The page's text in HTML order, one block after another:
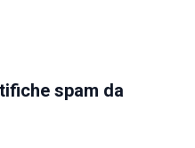
spam da